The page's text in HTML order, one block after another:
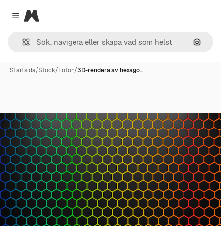
Close menu
Magnific
Sök
Startsida/Stock/Foton/3D-rendera av hexago…